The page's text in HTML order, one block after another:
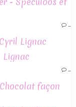
Lignac
façon